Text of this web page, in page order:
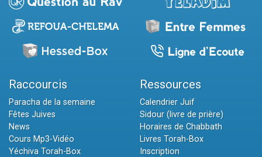
Raccourcis
Paracha de la semaine
Fêtes Juives
News
Cours Mp3-Vidéo
Yéchiva Torah-Box
Ressources
Calendrier Juif
Sidour (livre de prière)
Horaires de Chabbath
Livres Torah-Box
Inscription